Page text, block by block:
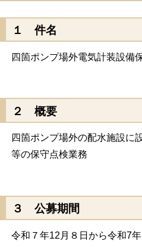
１ 件名
四箇ポンプ場外電気計装設備
２ 概要
四箇ポンプ場外の配水施設に
等の保守点検業務
３ 公募期間
令和７年12月８日から令和7